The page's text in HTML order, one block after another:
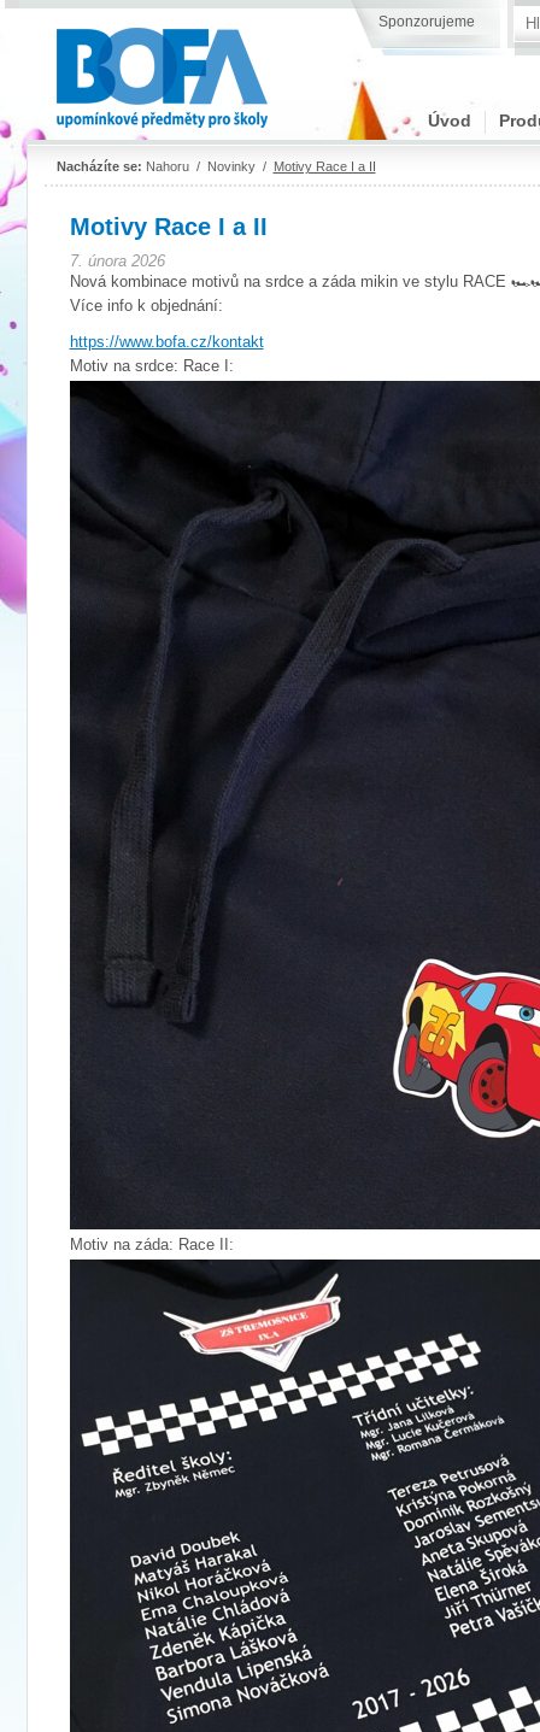
Sponzorujeme
Úvod
Nacházíte se: Nahoru/ Novinky/ Motivy Race I a II
Motivy Race I a II
7. února 2026
Nová kombinace motivů na srdce a záda mikin ve stylu RACE
Více info k objednání:
https://www.bofa.cz/kontakt
Motiv na srdce: Race I:
Motiv na záda: Race II: